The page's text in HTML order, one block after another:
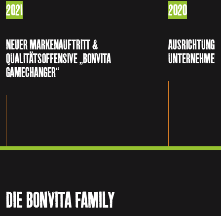
2021
NEUER MARKENAUFTRITT &
QUALITÄTSOFFENSIVE „BONVITA
GAMECHANGER“
2020
AUSRICHTUNG
DIE BONVITA FAMILY